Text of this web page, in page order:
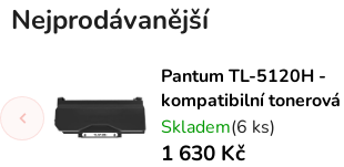
Nejprodávanější
Pantum TL-5120H -
kompatibilní
high kapacita
Skladem(6 ks)
1 630 Kč